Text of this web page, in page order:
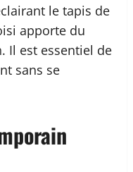
le tapis de
apporte du
Il est essentiel de
sans se